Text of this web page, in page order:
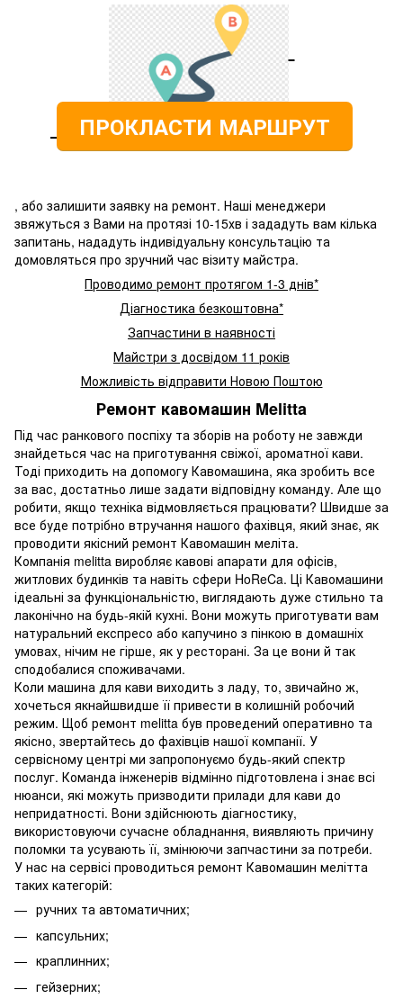
ПРОКЛАСТИ МАРШРУТ
, або залишити заявку на ремонт. Наші менеджери
звяжуться з Вами на протязі 10-15хв і зададуть вам кілька
запитань, нададуть індивідуальну консультацію та
домовляться про зручний час візиту майстра.
Проводимо ремонт протягом 1-3 днів*
Діагностика безкоштовна*
Запчастини в наявності
Майстри з досвідом 11 років
Можливість відправити Новою Поштою
Ремонт кавомашин Melitta
Під час ранкового поспіху та зборів на роботу не завжди
знайдеться час на приготування свіжої, ароматної кави.
Тоді приходить на допомогу Кавомашина, яка зробить все
за вас, достатньо лише задати відповідну команду. Але що
робити, якщо техніка відмовляється працювати? Швидше за
все буде потрібно втручання нашого фахівця, який знає, як
проводити якісний ремонт Кавомашин меліта.
Компанія melitta виробляє кавові апарати для офісів,
житлових будинків та навіть сфери HoReCa. Ці Кавомашини
ідеальні за функціональністю, виглядають дуже стильно та
лаконічно на будь-якій кухні. Вони можуть приготувати вам
натуральний експресо або капучино з пінкою в домашніх
умовах, нічим не гірше, як у ресторані. За це вони й так
сподобалися споживачами.
Коли машина для кави виходить з ладу, то, звичайно ж,
хочеться якнайшвидше її привести в колишній робочий
режим. Щоб ремонт melitta був проведений оперативно та
якісно, звертайтесь до фахівців нашої компанії. У
сервісному центрі ми запропонуємо будь-який спектр
послуг. Команда інженерів відмінно підготовлена і знає всі
нюанси, які можуть призводити прилади для кави до
непридатності. Вони здійснюють діагностику,
використовуючи сучасне обладнання, виявляють причину
поломки та усувають її, змінюючи запчастини за потреби.
У нас на сервісі проводиться ремонт Кавомашин мелітта
таких категорій:
ручних та автоматичних;
капсульних;
краплинних;
гейзерних;